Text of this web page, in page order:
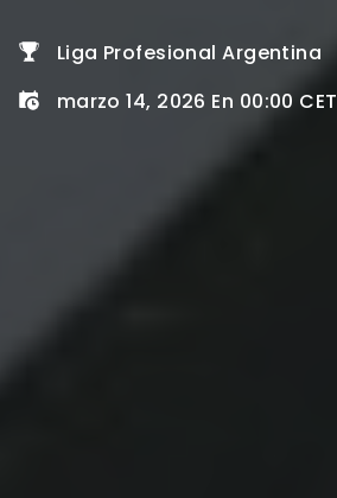
Liga Profesional Argentina
marzo 14, 2026 En 00:00 CET